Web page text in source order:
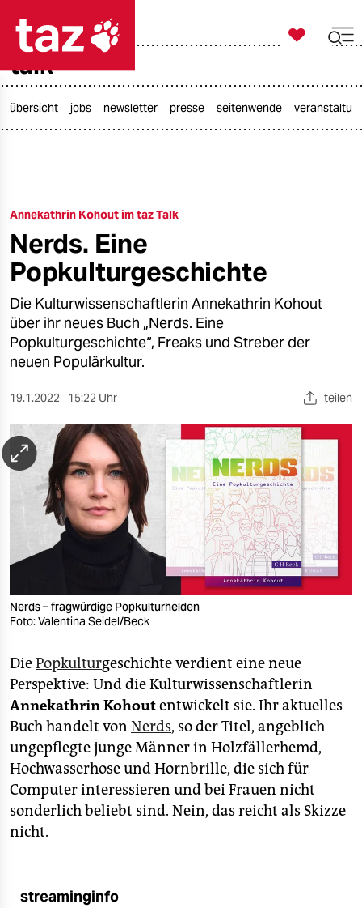
taz zahl ich
öko
gesellschaft
kultur
sport
berlin
nord
wahrheit
verlag
verlag
veranstaltungen
shop
fragen & hilfe
unterstützen
abo
genossenschaft
epaper login

taz zahl ich
talk
übersicht jobs newsletter presse seitenwende
Annekathrin Kohout im taz Talk
Nerds. Eine
Popkulturgeschichte
Die Kulturwissenschaftlerin Annekathrin Kohout
über ihr neues Buch „Nerds. Eine
Popkulturgeschichte“, Freaks und Streber der
neuen Populärkultur.
19.1.2022 15:22 Uhr teilen
Nerds – fragwürdige Popkulturhelden
Foto: Valentina Seidel/Beck
DiePopkulturgeschichte verdient eine neue
Perspektive: Und die Kulturwissenschaftlerin
Annekathrin Kohoutentwickelt sie. Ihr aktuelles
Buch handelt von Nerds, so der Titel, angeblich
ungepflegte junge Männer in Holzfällerhemd,
Hochwasserhose und Hornbrille, die sich für
Computer interessieren und bei Frauen nicht
sonderlich beliebt sind. Nein, das reicht als Skizze
nicht.
streaminginfo